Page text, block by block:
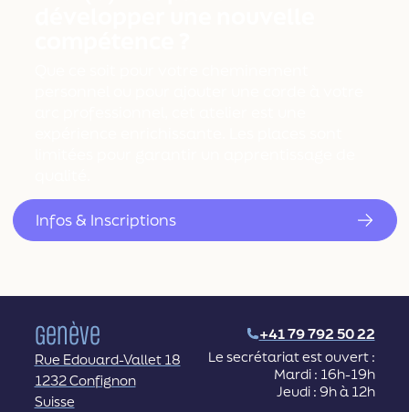
Infos & Inscriptions
Genève
+41 79 792 50 22
Rue Edouard-Vallet 18
1232 Confignon
Suisse
Le secrétariat est ouvert :
Mardi : 16h-19h
Jeudi : 9h à 12h